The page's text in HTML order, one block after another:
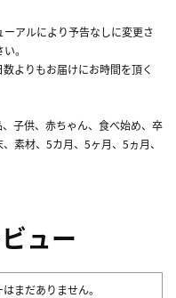
アルにより予告なしに変更さ
。
よりもお届けにお時間を頂く
子供、赤ちゃん、食べ始め、卒
素材、5カ月、5ヶ月、5ヵ月、
ュー
まだありません。